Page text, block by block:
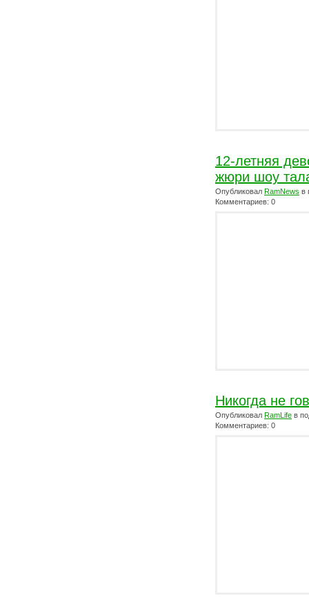
12-летняя
жюри шоу
Опубликовал RamNews в
Комментариев: 0
Никогда не
Опубликовал RamLife в
Комментариев: 0